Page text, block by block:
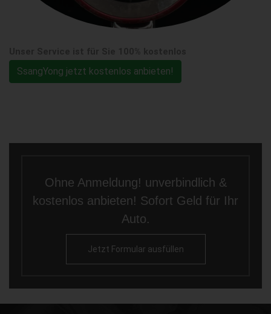
SsangYong jetzt kostenlos anbieten!
Ohne Anmeldung! unverbindlich &
kostenlos anbieten! Sofort Geld für Ihr
Auto.
Jetzt Formular ausfüllen